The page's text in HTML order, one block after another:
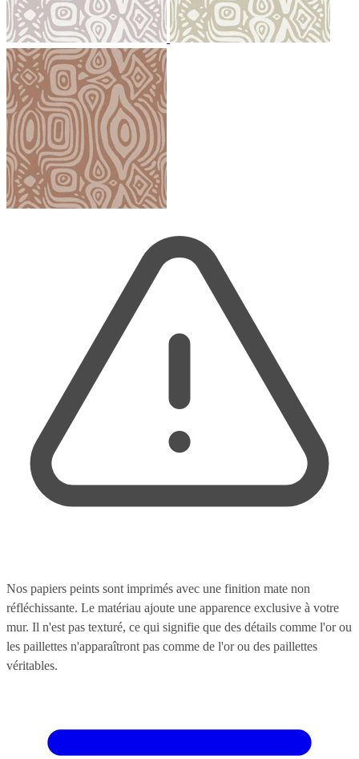
Nos papiers peints sont imprimés avec une finition mate non
réfléchissante. Le matériau ajoute une apparence exclusive à votre
mur. Il n'est pas texturé, ce qui signifie que des détails comme l'or ou
les paillettes n'apparaîtront pas comme de l'or ou des paillettes
véritables.